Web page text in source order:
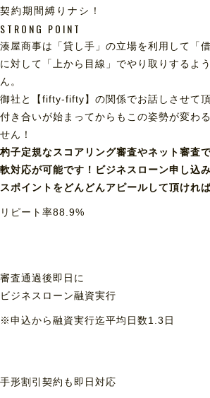
契約期間縛りナシ！
STRONG POINT
湊屋商事は「貸し手」の立場を利用して「
に対して「上から目線」でやり取りするよ
ん。
御社と【fifty-fifty】の関係でお話しさせて
付き合いが始まってからもこの姿勢が変わ
せん！
杓子定規なスコアリング審査やネット審査
軟対応が可能です！ビジネスローン申し込
スポイントをどんどんアピールして頂けれ
リピート率88.9%
審査通過後即日に
ビジネスローン融資実行
※申込から融資実行迄平均日数1.3日
手形割引契約も 即日対応